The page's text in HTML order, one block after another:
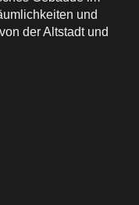
und
der Altstadt und